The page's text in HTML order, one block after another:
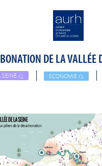
DE LA VALLÉE
SEINE ÉCONOMIE